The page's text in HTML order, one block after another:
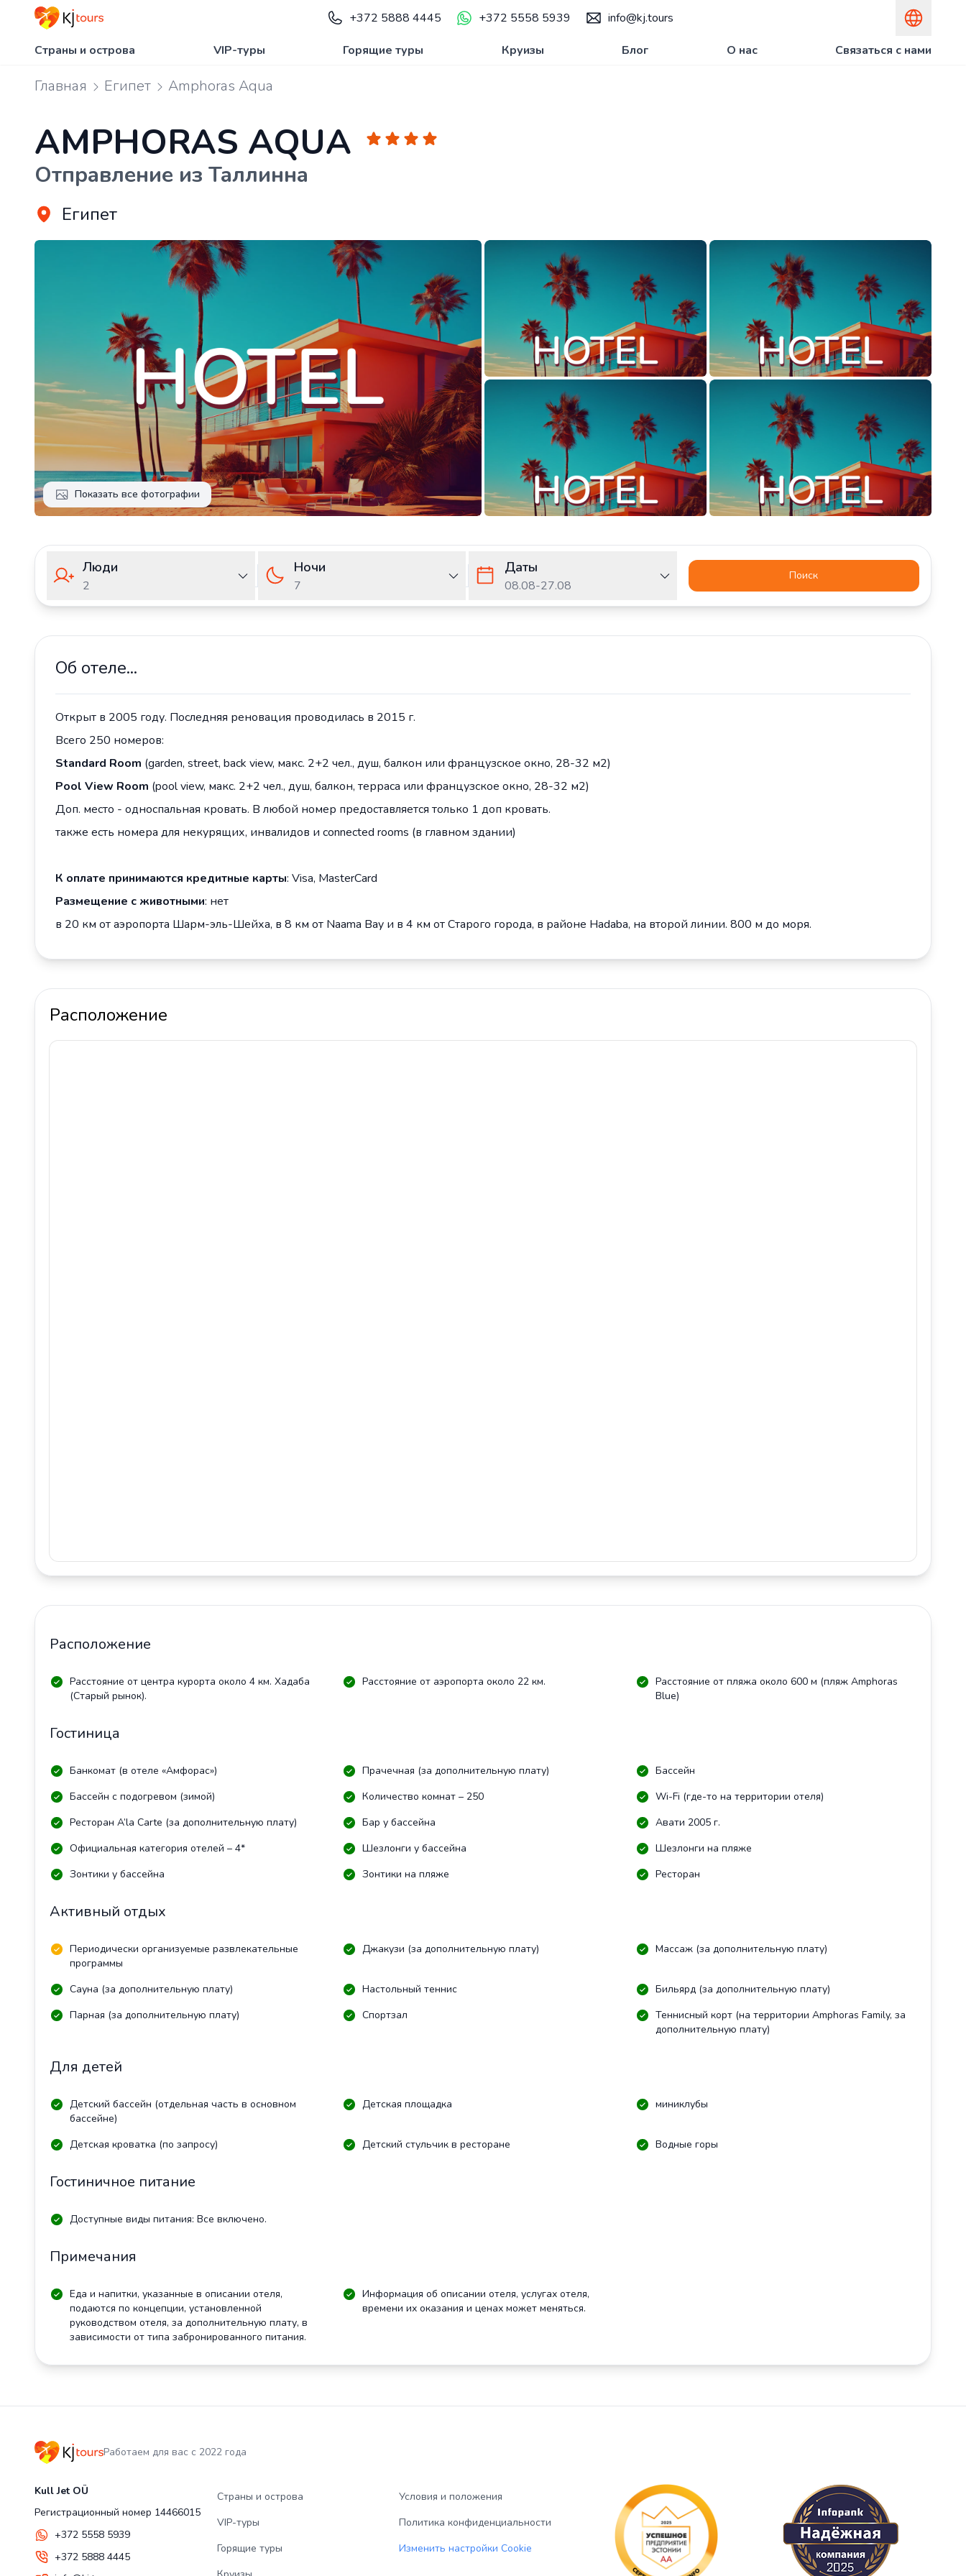
+372 5888 4445 +372 5558 5939 info@kj.tours
Страны и острова VIP-туры Горящие туры Круизы Блог О нас Связаться с нами
Главная Египет Amphoras Aqua
AMPHORAS AQUA
Отправление из Таллинна
Египет
Показать все фотографии
Люди
2
Ночи
7
Даты
08.08-27.08
Поиск
Об отеле...
Открыт в 2005 году. Последняя реновация проводилась в 2015 г.
Всего 250 номеров:
Standard Room (garden, street, back view, макс. 2+2 чел., душ, балкон или французское окно, 28-32 м2)
Pool View Room (pool view, макс. 2+2 чел., душ, балкон, терраса или французское окно, 28-32 м2)
Доп. место - односпальная кровать. В любой номер предоставляется только 1 доп кровать.
также есть номера для некурящих, инвалидов и connected rooms (в главном здании)
К оплате принимаются кредитные карты: Visa, MasterCard
Размещение с животными: нет
в 20 км от аэропорта Шарм-эль-Шейха, в 8 км от Naama Bay и в 4 км от Старого города, в районе Hadaba, на второй линии. 800 м до моря.
Расположение
Расположение
Расстояние от центра курорта около 4 км. Хадаба
(Старый рынок).
Расстояние от аэропорта около 22 км.
Расстояние от пляжа около 600 м (пляж Amphoras
Blue)
Гостиница
Банкомат (в отеле «Амфорас») Прачечная (за дополнительную плату)
Бассейн
Бассейн с подогревом (зимой)
Количество комнат – 250
Wi-Fi (где-то на территории отеля)
Ресторан A’la Carte (за дополнительную плату)
Бар у бассейна
Авати 2005 г.
Официальная категория отелей – 4*
Шезлонги у бассейна
Шезлонги на пляже
Зонтики у бассейна
Зонтики на пляже Ресторан
Активный отдых
Периодически организуемые развлекательные
программы
Джакузи (за дополнительную плату) Массаж (за дополнительную плату)
Сауна (за дополнительную плату) Настольный теннис
Бильярд (за дополнительную плату)
Парная (за дополнительную плату)
Спортзал
Теннисный корт (на территории Amphoras Family, за
дополнительную плату)
Для детей
Детский бассейн (отдельная часть в основном
бассейне)
Детская площадка миниклубы
Детская кроватка (по запросу) Детский стульчик в ресторане Водные горы
Гостиничное питание
Доступные виды питания: Все включено.
Примечания
Еда и напитки, указанные в описании отеля,
подаются по концепции, установленной
руководством отеля, за дополнительную плату, в
зависимости от типа забронированного питания.
Информация об описании отеля, услугах отеля,
времени их оказания и ценах может меняться.
Работаем для вас с 2022 года
Kull Jet OÜ
Регистрационный номер 14466015
+372 5558 5939
+372 5888 4445
Страны и острова
VIP-туры
Горящие туры
Условия и положения
Политика конфиденциальности
Изменить настройки Cookie